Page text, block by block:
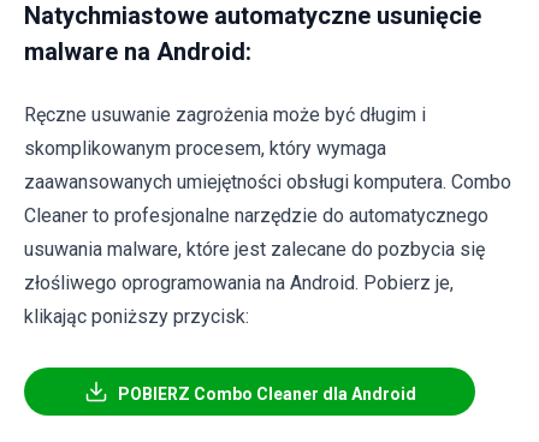
Natychmiastowe automatyczne usunięcie
malware na Android:
Ręczne usuwanie zagrożenia może być długim i
skomplikowanym procesem, który wymaga
zaawansowanych umiejętności obsługi komputera. Combo
Cleaner to profesjonalne narzędzie do automatycznego
usuwania malware, które jest zalecane do pozbycia się
złośliwego oprogramowania na Android. Pobierz je,
klikając poniższy przycisk:
POBIERZ Combo Cleaner dla Android